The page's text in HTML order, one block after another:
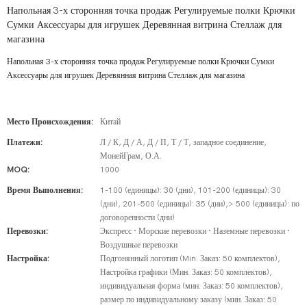
Напольная 3-х сторонняя точка продаж Регулируемые полки Крючки
Сумки Аксессуары для игрушек Деревянная витрина Стеллаж для
магазина
Напольная 3-х сторонняя точка продаж Регулируемые полки Крючки Сумки
Аксессуары для игрушек Деревянная витрина Стеллаж для магазина
Место Происхождения: Китай
Платежи:
Л / К, Д / А, Д / П, Т / Т, западное соединение,
МонейГрам, О.А.
MOQ:
1000
Время Выполнения:
1-100 (единицы): 30 (дни), 101-200 (единицы): 30
(дни), 201-500 (единицы): 35 (дни),> 500 (единицы): по
договоренности (дни)
Перевозки:
Экспресс · Морские перевозки · Наземные перевозки ·
Воздушные перевозки
Настройка:
Подгонянный логотип (Min. Заказ: 50 комплектов),
Настройка графики (Мин. Заказ: 50 комплектов),
индивидуальная форма (мин. Заказ: 50 комплектов),
размер по индивидуальному заказу (мин. Заказ: 50